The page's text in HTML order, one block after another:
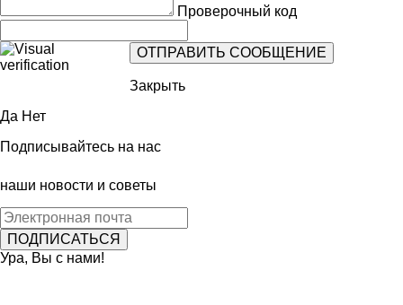
Проверочный код
Закрыть
Да Нет
Подписывайтесь на нас
наши новости и советы
Ура, Вы с нами!